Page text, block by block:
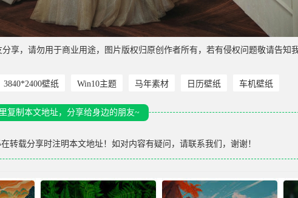
享，请勿用于商业用途，图片版权归原创作者所有，若有侵权问题敬请告知
3840*2400壁纸 Win10主题 马年素材 日历壁纸 车机壁纸
复制本文地址，分享给身边的朋友~
转载分享时注明本文地址！如对内容有疑问，请联系我们，谢谢！